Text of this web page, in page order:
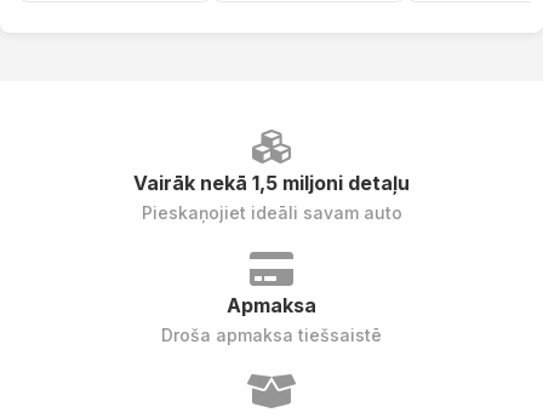
Vairāk nekā 1,5 miljoni detaļu
Pieskaņojiet ideāli savam auto
Apmaksa
Droša apmaksa tiešsaistē